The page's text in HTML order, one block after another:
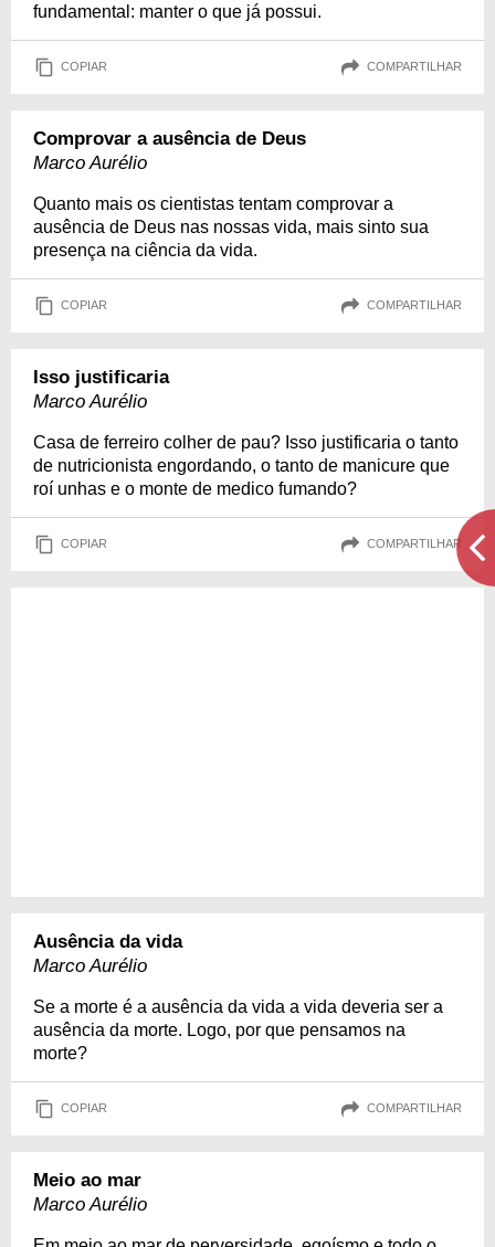
fundamental: manter o que já possui.
COPIAR COMPARTILHAR
Comprovar a ausência de Deus
Marco Aurélio
Quanto mais os cientistas tentam comprovar a
ausência de Deus nas nossas vida, mais sinto sua
presença na ciência da vida.
COPIAR COMPARTILHAR
Isso justificaria
Marco Aurélio
Casa de ferreiro colher de pau? Isso justificaria o tanto
de nutricionista engordando, o tanto de manicure que
roí unhas e o monte de medico fumando?
COPIAR COMPARTILHAR
Ausência da vida
Marco Aurélio
Se a morte é a ausência da vida a vida deveria ser a
ausência da morte. Logo, por que pensamos na
morte?
COPIAR COMPARTILHAR
Meio ao mar
Marco Aurélio